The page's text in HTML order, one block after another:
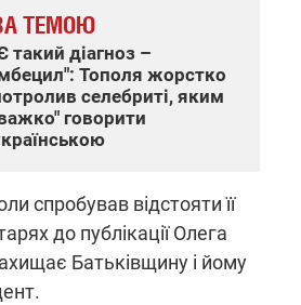
ТЕМОЮ
такий діагноз –
Тополя жорстко
селебриті, яким
говорити
спробував відстояти її
до публікації Олега
Батьківщину і йому